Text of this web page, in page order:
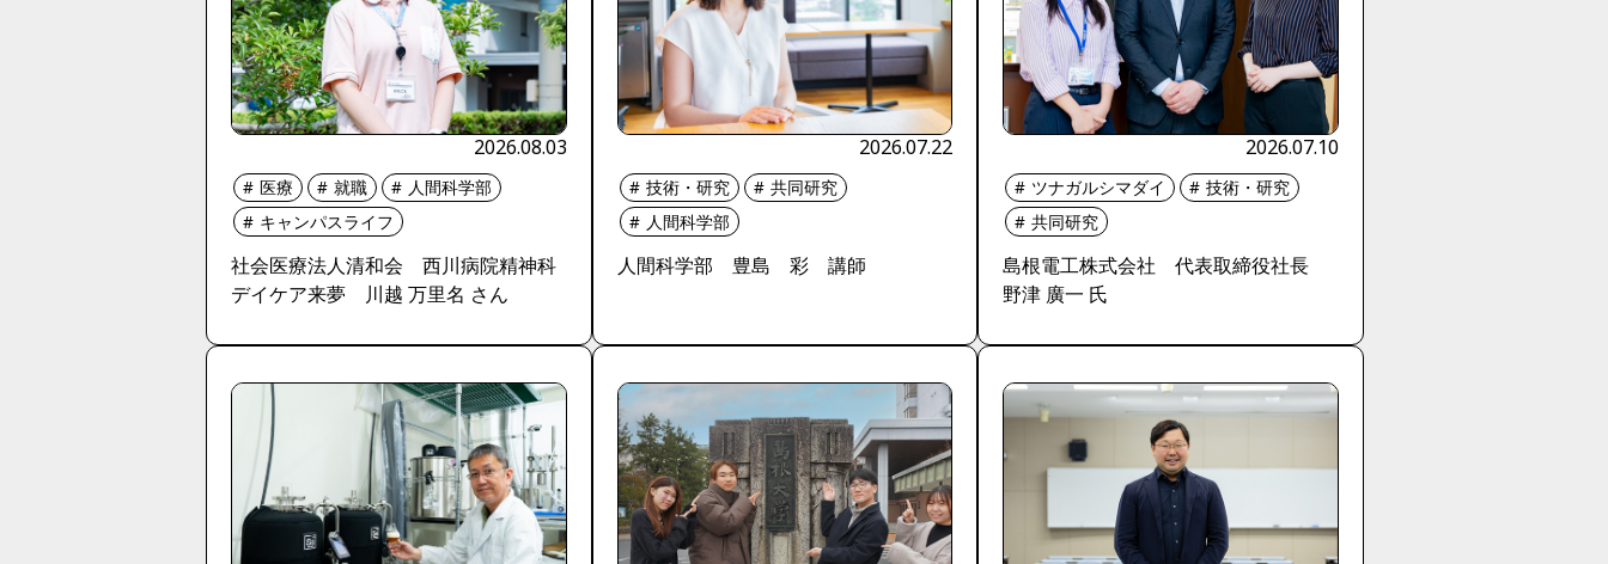
2026.08.03
医療 就職
人間科学部
キャンパスライフ
社会医療法人清和会 西川病院精神科
デイケア来夢 川越 万里名 さん
2026.07.22
技術・研究
共同研究
人間科学部
人間科学部 豊島 彩 講師
2026.07.10
ツナガルシマダイ
技術・研究
共同研究
島根電工株式会社 代表取締役社長
野津 廣󠄁一 氏